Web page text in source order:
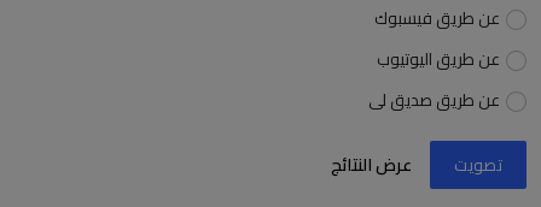
عن طريق فيسبوك
عن طريق اليوتيوب
عن طريق صديق لى
تصويت عرض النتائج